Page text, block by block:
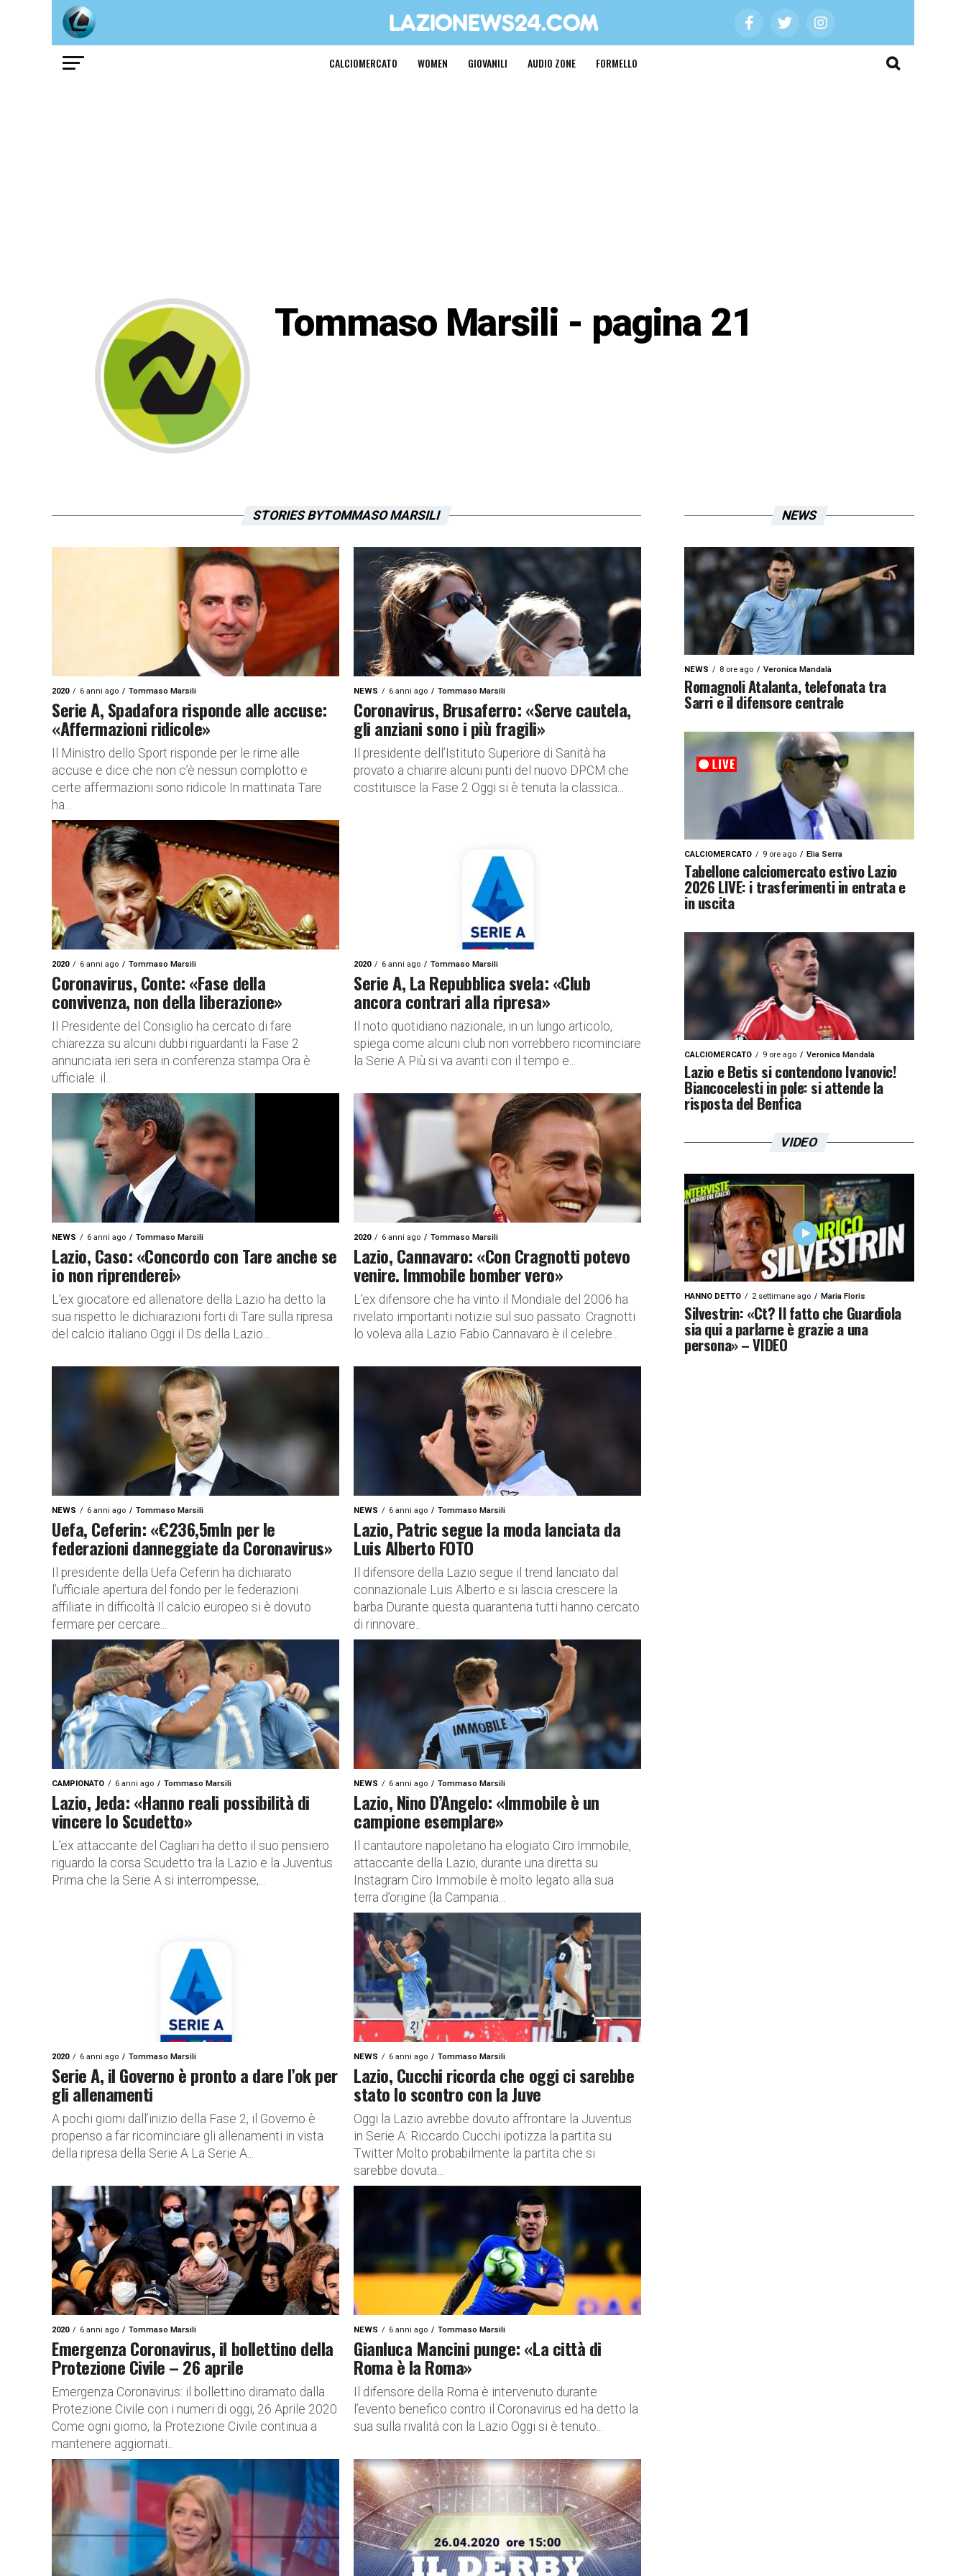
CALCIOMERCATO WOMEN GIOVANILI AUDIO ZONE FORMELLO
Tommaso Marsili - pagina 21
STORIES BYTOMMASO MARSILI
2020 6 anni ago Tommaso Marsili
Serie A, Spadafora risponde alle accuse:
«Affermazioni ridicole»
Il Ministro dello Sport risponde per le rime alle
accuse e dice che non c’è nessun complotto e
certe affermazioni sono ridicole In mattinata Tare
ha...
NEWS 6 anni ago Tommaso Marsili
Coronavirus, Brusaferro: «Serve cautela,
gli anziani sono i più fragili»
Il presidente dell’Istituto Superiore di Sanità ha
provato a chiarire alcuni punti del nuovo DPCM che
costituisce la Fase 2 Oggi si è tenuta la classica...
2020 6 anni ago Tommaso Marsili
Coronavirus, Conte: «Fase della
convivenza, non della liberazione»
Il Presidente del Consiglio ha cercato di fare
chiarezza su alcuni dubbi riguardanti la Fase 2
annunciata ieri sera in conferenza stampa Ora è
ufficiale: il...
2020 6 anni ago Tommaso Marsili
Serie A, La Repubblica svela: «Club
ancora contrari alla ripresa»
Il noto quotidiano nazionale, in un lungo articolo,
spiega come alcuni club non vorrebbero ricominciare
la Serie A Più si va avanti con il tempo e...
NEWS 6 anni ago Tommaso Marsili
Lazio, Caso: «Concordo con Tare anche se
io non riprenderei»
L’ex giocatore ed allenatore della Lazio ha detto la
sua rispetto le dichiarazioni forti di Tare sulla ripresa
del calcio italiano Oggi il Ds della Lazio...
2020 6 anni ago Tommaso Marsili
Lazio, Cannavaro: «Con Cragnotti potevo
venire. Immobile bomber vero»
L’ex difensore che ha vinto il Mondiale del 2006 ha
rivelato importanti notizie sul suo passato: Cragnotti
lo voleva alla Lazio Fabio Cannavaro è il celebre...
NEWS 6 anni ago Tommaso Marsili
Uefa, Ceferin: «€236,5mln per le
federazioni danneggiate da Coronavirus»
Il presidente della Uefa Ceferin ha dichiarato
l’ufficiale apertura del fondo per le federazioni
affiliate in difficoltà Il calcio europeo si è dovuto
fermare per cercare...
NEWS 6 anni ago Tommaso Marsili
Lazio, Patric segue la moda lanciata da
Luis Alberto FOTO
Il difensore della Lazio segue il trend lanciato dal
connazionale Luis Alberto e si lascia crescere la
barba Durante questa quarantena tutti hanno cercato
di rinnovare...
CAMPIONATO 6 anni ago Tommaso Marsili
Lazio, Jeda: «Hanno reali possibilità di
vincere lo Scudetto»
L’ex attaccante del Cagliari ha detto il suo pensiero
riguardo la corsa Scudetto tra la Lazio e la Juventus
Prima che la Serie A si interrompesse,...
NEWS 6 anni ago Tommaso Marsili
Lazio, Nino D’Angelo: «Immobile è un
campione esemplare»
Il cantautore napoletano ha elogiato Ciro Immobile,
attaccante della Lazio, durante una diretta su
Instagram Ciro Immobile è molto legato alla sua
terra d’origine (la Campania...
2020 6 anni ago Tommaso Marsili
Serie A, il Governo è pronto a dare l’ok per
gli allenamenti
A pochi giorni dall’inizio della Fase 2, il Governo è
propenso a far ricominciare gli allenamenti in vista
della ripresa della Serie A La Serie A...
NEWS 6 anni ago Tommaso Marsili
Lazio, Cucchi ricorda che oggi ci sarebbe
stato lo scontro con la Juve
Oggi la Lazio avrebbe dovuto affrontare la Juventus
in Serie A: Riccardo Cucchi ipotizza la partita su
Twitter Molto probabilmente la partita che si
sarebbe dovuta...
2020 6 anni ago Tommaso Marsili
Emergenza Coronavirus, il bollettino della
Protezione Civile – 26 aprile
Emergenza Coronavirus: il bollettino diramato dalla
Protezione Civile con i numeri di oggi, 26 Aprile 2020
Come ogni giorno, la Protezione Civile continua a
mantenere aggiornati...
NEWS 6 anni ago Tommaso Marsili
Gianluca Mancini punge: «La città di
Roma è la Roma»
Il difensore della Roma è intervenuto durante
l’evento benefico contro il Coronavirus ed ha detto la
sua sulla rivalità con la Lazio Oggi si è tenuto...
NEWS
NEWS 8 ore ago Veronica Mandalà
Romagnoli Atalanta, telefonata tra
Sarri e il difensore centrale
CALCIOMERCATO 9 ore ago Elia Serra
Tabellone calciomercato estivo Lazio
2026 LIVE: i trasferimenti in entrata e
in uscita
CALCIOMERCATO 9 ore ago Veronica Mandalà
Lazio e Betis si contendono Ivanovic!
Biancocelesti in pole: si attende la
risposta del Benfica
VIDEO
HANNO DETTO 2 settimane ago Maria Floris
Silvestrin: «Ct? Il fatto che Guardiola
sia qui a parlarne è grazie a una
persona» – VIDEO